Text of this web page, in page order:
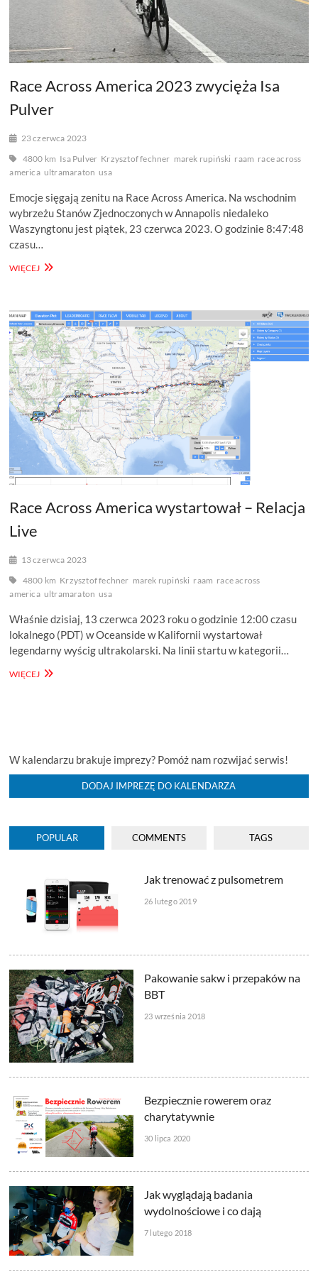
Race Across America 2023 zwycięża Isa
Pulver
23 czerwca 2023
4800 km Isa Pulver Krzysztof fechner marek rupiński raam race across
america ultramaraton usa
Emocje sięgają zenitu na Race Across America. Na wschodnim
wybrzeżu Stanów Zjednoczonych w Annapolis niedaleko
Waszyngtonu jest piątek, 23 czerwca 2023. O godzinie 8:47:48
czasu…
WIĘCEJRACE
ZWYCIĘŻA
ISA
PULVER
Race Across America wystartował – Relacja
Live
13 czerwca 2023
4800 km Krzysztof fechner marek rupiński raam race across
america ultramaraton usa
Właśnie dzisiaj, 13 czerwca 2023 roku o godzinie 12:00 czasu
lokalnego (PDT) w Oceanside w Kalifornii wystartował
legendarny wyścig ultrakolarski. Na linii startu w kategorii…
WIĘCEJRACE
W kalendarzu brakuje imprezy? Pomóż nam rozwijać serwis!
DODAJ IMPREZĘ DO KALENDARZA
POPULAR COMMENTS TAGS
Jak trenować z pulsometrem
26 lutego 2019
Pakowanie sakw i przepaków na
BBT
23 września 2018
Bezpiecznie rowerem oraz
charytatywnie
30 lipca 2020
Jak wyglądają badania
wydolnościowe i co dają
7 lutego 2018